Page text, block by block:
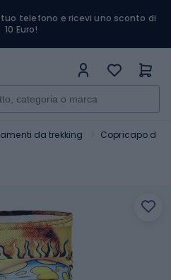
telefono e ricevi uno sconto di
10 Euro!
da trekking Copricapo da